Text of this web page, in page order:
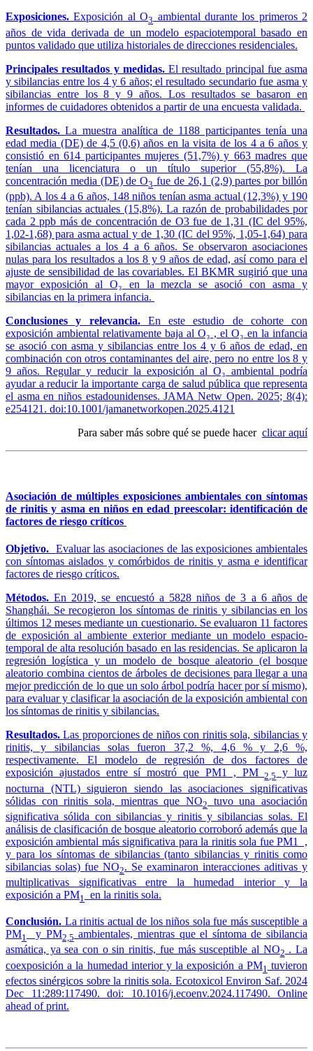
Exposiciones.Exposición al O3 ambiental durante los primeros 2
años de vida derivada de un modelo espaciotemporal basado en
puntos validado que utiliza historiales de direcciones residenciales.
Principales resultados y medidas. El resultado principal fue asma
y sibilancias entre los 4 y 6 años; el resultado secundario fue asma y
sibilancias entre los 8 y 9 años. Los resultados se basaron en
informes de cuidadores obtenidos a partir de una encuesta validada.
Resultados.La muestra analítica de 1188 participantes tenía una
edad media (DE) de 4,5 (0,6) años en la visita de los 4 a 6 años y
consistió en 614 participantes mujeres (51,7%) y 663 madres que
tenían una licenciatura o un título superior (55,8%). La
concentración media (DE) de O3 fue de 26,1 (2,9) partes por billón
(ppb). A los 4 a 6 años, 148 niños tenían asma actual (12,3%) y 190
tenían sibilancias actuales (15,8%). La razón de probabilidades por
cada 2 ppb más de concentración de O3 fue de 1,31 (IC del 95%,
1,02-1,68) para asma actual y de 1,30 (IC del 95%, 1,05-1,64) para
sibilancias actuales a los 4 a 6 años. Se observaron asociaciones
nulas para los resultados a los 8 y 9 años de edad, así como para el
ajuste de sensibilidad de las covariables. El BKMR sugirió que una
mayor exposición al O₃ en la mezcla se asoció con asma y
sibilancias en la primera infancia.
Conclusiones y relevancia.En este estudio de cohorte con
exposición ambiental relativamente baja al O₃ , el O₃ en la infancia
se asoció con asma y sibilancias entre los 4 y 6 años de edad, en
combinación con otros contaminantes del aire, pero no entre los 8 y
9 años. Regular y reducir la exposición al O₃ ambiental podría
ayudar a reducir la importante carga de salud pública que representa
el asma en niños estadounidenses. JAMA Netw Open. 2025; 8(4):
e254121. doi:10.1001/jamanetworkopen.2025.4121
Para saber más sobre qué se puede hacer clicar aquí
Asociación de múltiples exposiciones ambientales con síntomas
de rinitis y asma en niños en edad preescolar: identificación de
factores de riesgo críticos
Objetivo. Evaluar las asociaciones de las exposiciones ambientales
con síntomas aislados y comórbidos de rinitis y asma e identificar
factores de riesgo críticos.
Métodos.En 2019, se encuestó a 5828 niños de 3 a 6 años de
Shanghái. Se recogieron los síntomas de rinitis y sibilancias en los
últimos 12 meses mediante un cuestionario. Se evaluaron 11 factores
de exposición al ambiente exterior mediante un modelo espacio-
temporal de alta resolución basado en las residencias. Se aplicaron la
regresión logística y un modelo de bosque aleatorio (el bosque
aleatorio combina cientos de árboles de decisiones para llegar a una
mejor predicción de lo que un solo árbol podría hacer por sí mismo),
para evaluar y clasificar la asociación de la exposición ambiental con
los síntomas de rinitis y sibilancias.
Resultados.Las proporciones de niños con rinitis sola, sibilancias y
rinitis, y sibilancias solas fueron 37,2 %, 4,6 % y 2,6 %,
respectivamente. El modelo de regresión de dos factores de
exposición ajustados entre sí mostró que PM1 , PM2,5 y luz
nocturna (NTL) siguieron siendo las asociaciones significativas
sólidas con rinitis sola, mientras que NO2
tuvo una asociación
significativa sólida con sibilancias y rinitis y sibilancias solas. El
análisis de clasificación de bosque aleatorio corroboró además que la
exposición ambiental más significativa para la rinitis sola fue PM1 ,
y para los síntomas de sibilancias (tanto sibilancias y rinitis como
sibilancias solas) fue NO2. Se examinaron interacciones aditivas y
multiplicativas significativas entre la humedad interior y la
exposición a PM1 en la rinitis sola.
Conclusión. La rinitis actual de los niños sola fue más susceptible a
PM1 y PM2,5 ambientales, mientras que el síntoma de sibilancia
asmática, ya sea con o sin rinitis, fue más susceptible al NO2 . La
coexposición a la humedad interior y la exposición a PM1 tuvieron
efectos sinérgicos sobre la rinitis sola. Ecotoxicol Environ Saf. 2024
Dec 11:289:117490. doi: 10.1016/j.ecoenv.2024.117490. Online
ahead of print.